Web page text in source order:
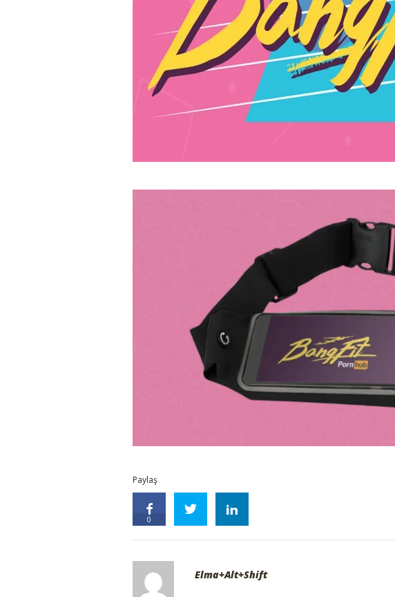
Paylaş
0
Elma+Alt+Shift